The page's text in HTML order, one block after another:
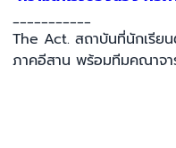
___________
The Act. สถาบันที่นักเรีย
ภาคอีสาน พร้อมทีมคณาจ